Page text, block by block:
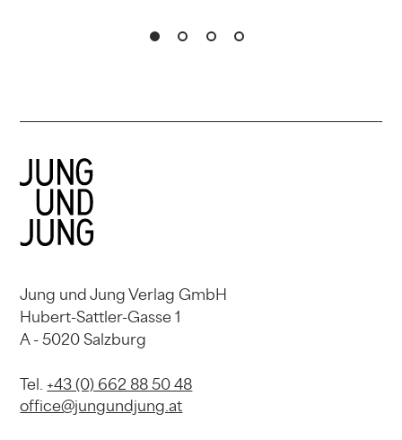
Jung und Jung Verlag GmbH
Hubert-Sattler-Gasse 1
A - 5020 Salzburg
Tel. +43 (0) 662 88 50 48
office@jungundjung.at